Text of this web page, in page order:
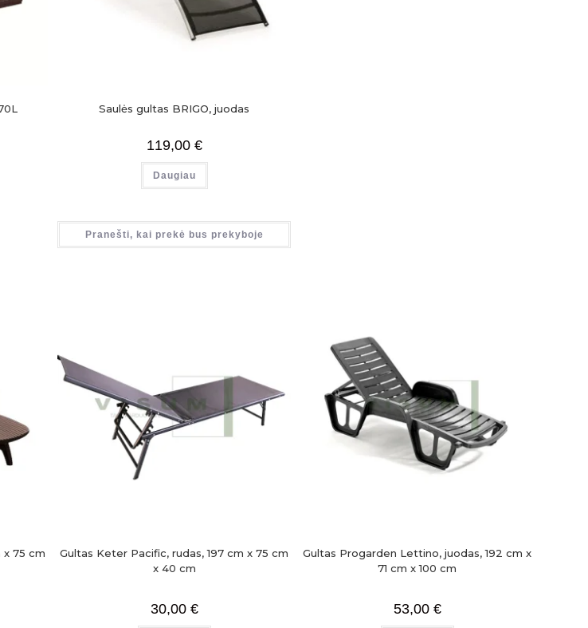
Saulės gultas BRIGO, juodas
119,00 €
Daugiau
Pranešti, kai prekė bus prekyboje
x 75 cm
Gultas Keter Pacific, rudas, 197 cm x 75 cm
x 40 cm
30,00 €
Gultas Progarden Lettino, juodas, 192 cm x
71 cm x 100 cm
53,00 €